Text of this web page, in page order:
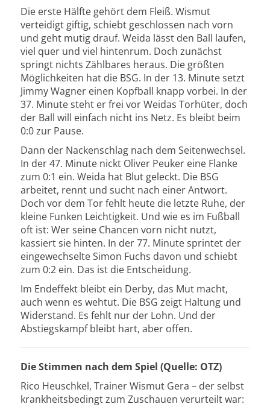
Die erste Hälfte gehört dem Fleiß. Wismut
verteidigt giftig, schiebt geschlossen nach vorn
und geht mutig drauf. Weida lässt den Ball laufen,
viel quer und viel hintenrum. Doch zunächst
springt nichts Zählbares heraus. Die größten
Möglichkeiten hat die BSG. In der 13. Minute setzt
Jimmy Wagner einen Kopfball knapp vorbei. In der
37. Minute steht er frei vor Weidas Torhüter, doch
der Ball will einfach nicht ins Netz. Es bleibt beim
0:0 zur Pause.
Dann der Nackenschlag nach dem Seitenwechsel.
In der 47. Minute nickt Oliver Peuker eine Flanke
zum 0:1 ein. Weida hat Blut geleckt. Die BSG
arbeitet, rennt und sucht nach einer Antwort.
Doch vor dem Tor fehlt heute die letzte Ruhe, der
kleine Funken Leichtigkeit. Und wie es im Fußball
oft ist: Wer seine Chancen vorn nicht nutzt,
kassiert sie hinten. In der 77. Minute sprintet der
eingewechselte Simon Fuchs davon und schiebt
zum 0:2 ein. Das ist die Entscheidung.
Im Endeffekt bleibt ein Derby, das Mut macht,
auch wenn es wehtut. Die BSG zeigt Haltung und
Widerstand. Es fehlt nur der Lohn. Und der
Abstiegskampf bleibt hart, aber offen.
Die Stimmen nach dem Spiel (Quelle: OTZ)
Rico Heuschkel, Trainer Wismut Gera – der selbst
krankheitsbedingt zum Zuschauen verurteilt war: